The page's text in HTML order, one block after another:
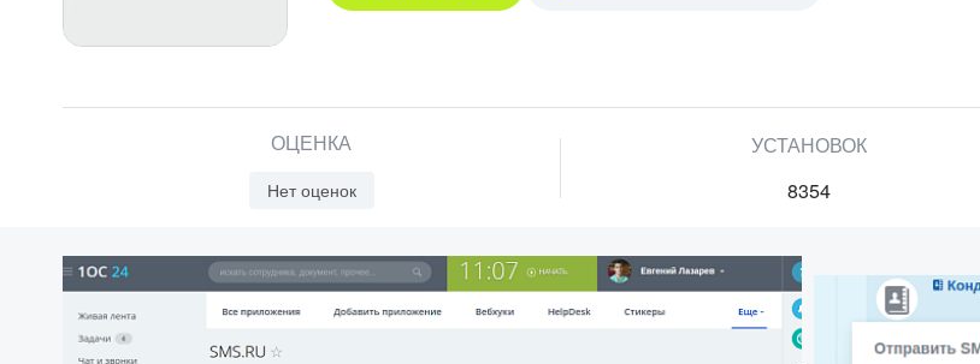
ОЦЕНКА
Нет оценок
УСТАНОВОК
8354